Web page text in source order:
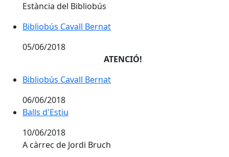
Estància del Bibliobús
Bibliobús Cavall Bernat
Bibliobús Cavall Bernat
05/06/2018
ATENCIÓ!
Bibliobús Cavall Bernat
Bibliobús Cavall Bernat
06/06/2018
Balls d'Estiu
Balls d'Estiu
10/06/2018
A càrrec de Jordi Bruch